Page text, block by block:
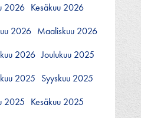
2026 Kesäkuu 2026
2026 Maaliskuu 2026
2026 Joulukuu 2025
2025 Syyskuu 2025
2025 Kesäkuu 2025